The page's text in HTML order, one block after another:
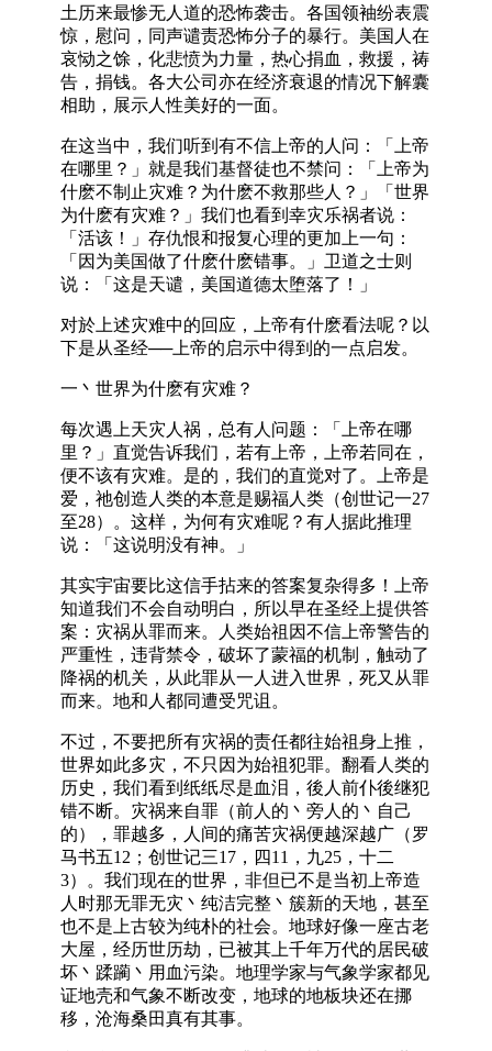
土历来最惨无人道的恐怖袭击。各国领袖纷表震
惊，慰问，同声谴责恐怖分子的暴行。美国人在
哀恸之馀，化悲愤为力量，热心捐血，救援，祷
告，捐钱。各大公司亦在经济衰退的情况下解囊
相助，展示人性美好的一面。
在这当中，我们听到有不信上帝的人问：「上帝
在哪里？」就是我们基督徒也不禁问：「上帝为
什麽不制止灾难？为什麽不救那些人？」「世界
为什麽有灾难？」我们也看到幸灾乐祸者说：
「活该！」存仇恨和报复心理的更加上一句：
「因为美国做了什麽什麽错事。」卫道之士则
说：「这是天谴，美国道德太堕落了！」
对於上述灾难中的回应，上帝有什麽看法呢？以
下是从圣经──上帝的启示中得到的一点启发。
一丶世界为什麽有灾难？
每次遇上天灾人祸，总有人问题：「上帝在哪
里？」直觉告诉我们，若有上帝，上帝若同在，
便不该有灾难。是的，我们的直觉对了。上帝是
爱，祂创造人类的本意是赐福人类（创世记一27
至28）。这样，为何有灾难呢？有人据此推理
说：「这说明没有神。」
其实宇宙要比这信手拈来的答案复杂得多！上帝
知道我们不会自动明白，所以早在圣经上提供答
案：灾祸从罪而来。人类始祖因不信上帝警告的
严重性，违背禁令，破坏了蒙福的机制，触动了
降祸的机关，从此罪从一人进入世界，死又从罪
而来。地和人都同遭受咒诅。
不过，不要把所有灾祸的责任都往始祖身上推，
世界如此多灾，不只因为始祖犯罪。翻看人类的
历史，我们看到纸纸尽是血泪，後人前仆後继犯
错不断。灾祸来自罪（前人的丶旁人的丶自己
的），罪越多，人间的痛苦灾祸便越深越广（罗
马书五12；创世记三17，四11，九25，十二
3）。我们现在的世界，非但已不是当初上帝造
人时那无罪无灾丶纯洁完整丶簇新的天地，甚至
也不是上古较为纯朴的社会。地球好像一座古老
大屋，经历世历劫，已被其上千年万代的居民破
坏丶蹂躏丶用血污染。地理学家与气象学家都见
证地壳和气象不断改变，地球的地板块还在挪
移，沧海桑田真有其事。